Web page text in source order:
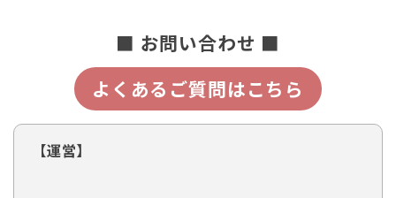
■ お問い合わせ ■
よくあるご質問はこちら
【運営】